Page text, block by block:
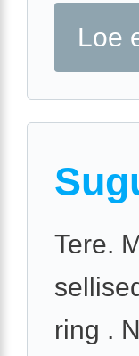
Loe
Tere.
ring .